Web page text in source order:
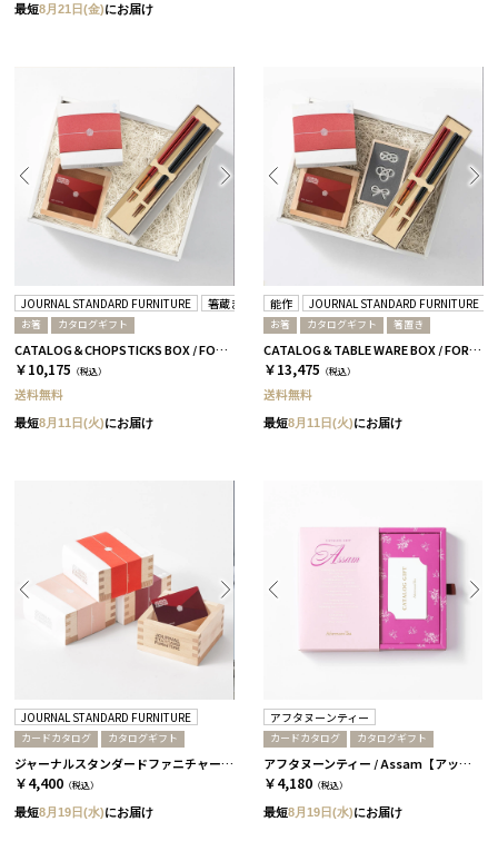
最短8月21日(金)にお届け
JOURNAL STANDARD FURNITURE 箸蔵まつかん
お箸 カタログギフト
CATALOG＆CHOPSTICKS BOX / FORMAL / 全3種 椿
￥10,175 （税込）
送料無料
最短8月11日(火)にお届け
能作 JOURNAL STANDARD FURNITURE
お箸 カタログギフト 箸置き
CATALOG＆TABLE WARE BOX / FORMAL / 全3種 椿
￥13,475 （税込）
送料無料
最短8月11日(火)にお届け
JOURNAL STANDARD FURNITURE
カードカタログ カタログギフト
ジャーナルスタンダードファニチャー / 椿
￥4,400 （税込）
最短8月19日(水)にお届け
アフタヌーンティー
カードカタログ カタログギフト
アフタヌーンティー / Assam【アッサム】
￥4,180 （税込）
最短8月19日(水)にお届け